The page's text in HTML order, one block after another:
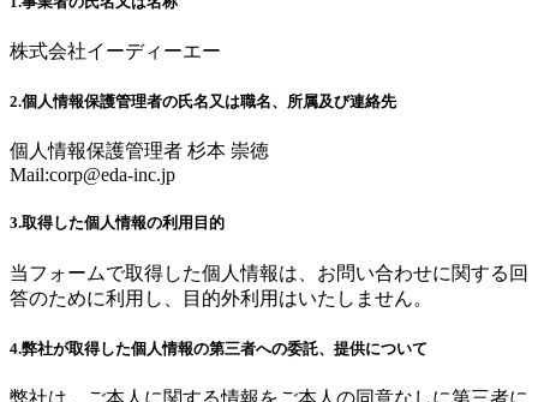
株式会社イーディーエー
2.個人情報保護管理者の氏名又は職名、所属及び連絡先
個人情報保護管理者 杉本 崇徳
Mail:corp@eda-inc.jp
3.取得した個人情報の利用目的
当フォームで取得した個人情報は、お問い合わせに関する回
答のために利用し、目的外利用はいたしません。
4.弊社が取得した個人情報の第三者への委託、提供について
弊社は、ご本人に関する情報をご本人の同意なしに第三者に